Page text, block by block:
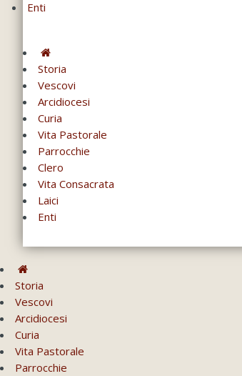
Enti
Storia
Vescovi
Arcidiocesi
Curia
Vita Pastorale
Parrocchie
Clero
Vita Consacrata
Laici
Enti
Storia
Vescovi
Arcidiocesi
Curia
Vita Pastorale
Parrocchie